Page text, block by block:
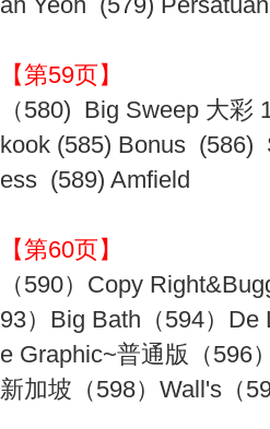
【第59页】
（580) Big Sweep 大
kook (585) Bonus (586)
ess (589) Amfield
【第60页】
（590）Copy
93）Big Bath（594）
e Graphic~普通版（596
新加坡（598）Wall's（